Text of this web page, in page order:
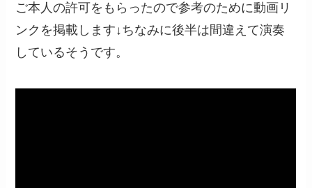
ご本人の許可をもらったので参考のために動画リ
ンクを掲載します↓ちなみに後半は間違えて演奏
しているそうです。